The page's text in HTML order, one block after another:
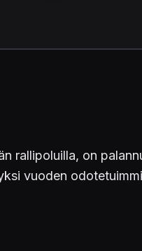
rallipoluilla, on
vuoden